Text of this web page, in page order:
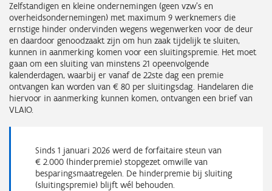
Zelfstandigen en kleine ondernemingen (geen vzw's en
overheidsondernemingen) met maximum 9 werknemers die
ernstige hinder ondervinden wegens wegenwerken voor de deur
en daardoor genoodzaakt zijn om hun zaak tijdelijk te sluiten,
kunnen in aanmerking komen voor een sluitingspremie. Het moet
gaan om een sluiting van minstens 21 opeenvolgende
kalenderdagen, waarbij er vanaf de 22ste dag een premie
ontvangen kan worden van € 80 per sluitingsdag. Handelaren die
hiervoor in aanmerking kunnen komen, ontvangen een brief van
VLAIO.
Sinds 1 januari 2026 werd de forfaitaire steun van
€ 2.000 (hinderpremie) stopgezet omwille van
besparingsmaatregelen. De hinderpremie bij sluiting
(sluitingspremie) blijft wél behouden.